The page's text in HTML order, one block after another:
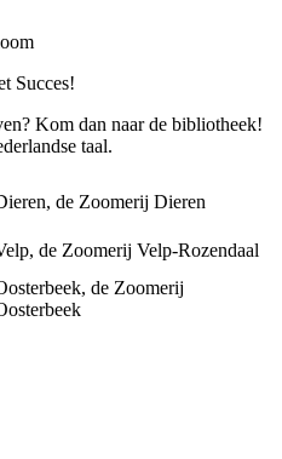
Succes!
Kom dan naar de bibliotheek!
taal.
de Zoomerij Dieren
de Zoomerij Velp-Rozendaal
de Zoomerij